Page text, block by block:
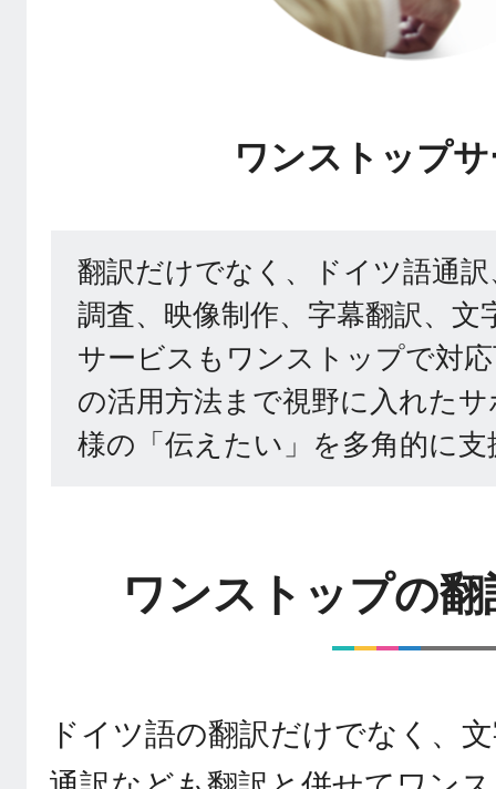
ワンストップ
翻訳だけでなく、ドイツ語通
調査、映像制作、字幕翻訳、文
サービスもワンストップで対
の活用方法まで視野に入れた
様の「伝えたい」を多角的に
ワンストップの
ドイツ語の翻訳だけでなく、